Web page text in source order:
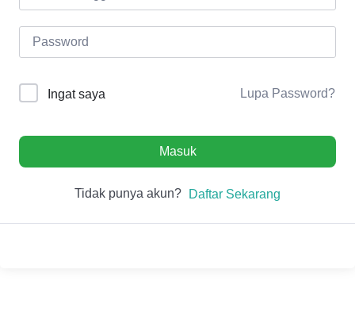
Ingat saya Lupa Password?
Masuk
Tidak punya akun? Daftar Sekarang